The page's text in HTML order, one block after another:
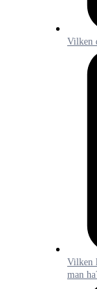
Vilken
Vilken
man